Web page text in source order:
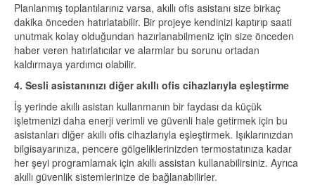
Planlanmış toplantılarınız varsa, akıllı ofis asistanı size birkaç
dakika önceden hatırlatabilir. Bir projeye kendinizi kaptırıp saati
unutmak kolay olduğundan hazırlanabilmeniz için size önceden
haber veren hatırlatıcılar ve alarmlar bu sorunu ortadan
kaldırmaya yardımcı olabilir.
4. Sesli asistanınızı diğer akıllı ofis cihazlarıyla eşleştirme
İş yerinde akıllı asistan kullanmanın bir faydası da küçük
işletmenizi daha enerji verimli ve güvenli hale getirmek için bu
asistanları diğer akıllı ofis cihazlarıyla eşleştirmek. Işıklarınızdan
bilgisayarınıza, pencere gölgeliklerinizden termostatınıza kadar
her şeyi programlamak için akıllı assistan kullanabilirsiniz. Ayrıca
akıllı güvenlik sistemlerinize de bağlanabilirler.